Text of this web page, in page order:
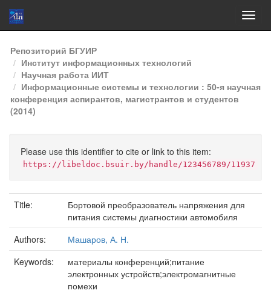
Skip
navigation
Репозиторий БГУИР
Институт информационных технологий
Научная работа ИИТ
Информационные системы и технологии : 50-я научная
конференция аспирантов, магистрантов и студентов
(2014)
Please use this identifier to cite or link to this item:
https://libeldoc.bsuir.by/handle/123456789/11937
Title:
Бортовой преобразователь напряжения для
питания системы диагностики автомобиля
Authors:
Машаров, А. Н.
Keywords:
материалы конференций;питание
электронных устройств;электромагнитные
помехи